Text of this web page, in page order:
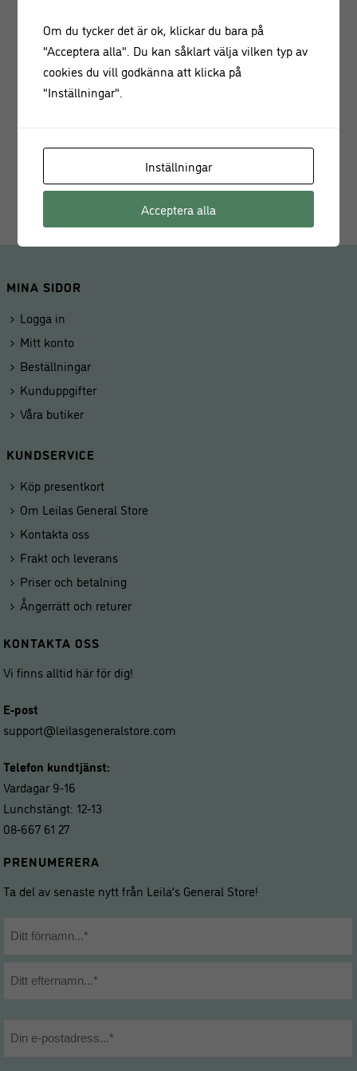
Material: Plast
Vitt sidenband för upphängning
Perfekt till studentfirande eller som present
studentdagen.
MINA SIDOR
Logga in
Mitt konto
Beställningar
Kunduppgifter
Våra butiker
KUNDSERVICE
Köp presentkort
Om Leilas General Store
Kontakta oss
Frakt och leverans
Priser och betalning
Ångerrätt och returer
KONTAKTA OSS
Vi finns alltid här för dig!
E-post
support@leilasgeneralstore.com
Telefon kundtjänst:
Vardagar 9-16
Lunchstängt: 12-13
08-667 61 27
PRENUMERERA
Ta del av senaste nytt från Leila’s General Store!
Om du tycker det är ok, klickar du bara på
"Acceptera alla". Du kan såklart välja vilken typ av
cookies du vill godkänna att klicka på
"Inställningar".
Inställningar
Acceptera alla